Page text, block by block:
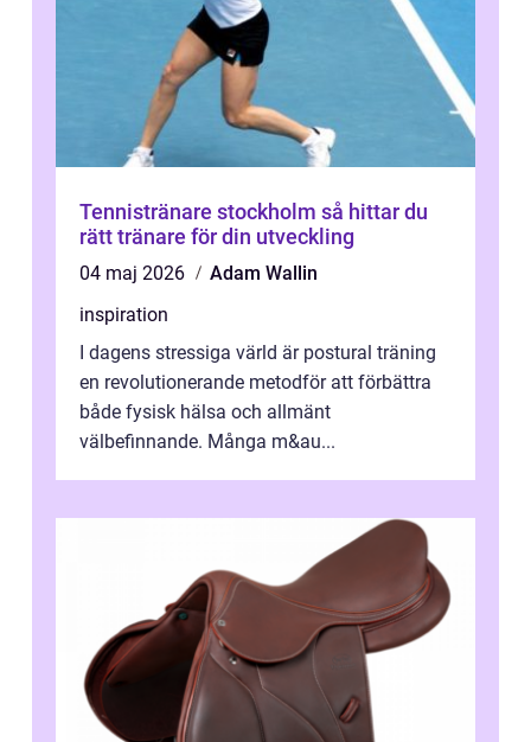
Tennistränare stockholm så hittar du
rätt tränare för din utveckling
04 maj 2026
Adam Wallin
inspiration
I dagens stressiga värld är postural träning
en revolutionerande metodför att förbättra
både fysisk hälsa och allmänt
välbefinnande. Många m&au...